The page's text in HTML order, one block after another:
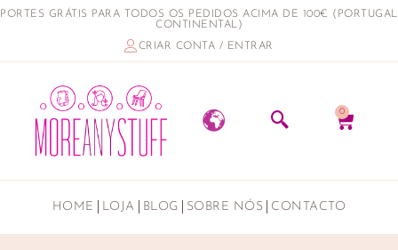
PORTES GRÁTIS PARA TODOS OS PEDIDOS ACIMA DE 100€ (PORTUGAL
CONTINENTAL)
CRIAR CONTA / ENTRAR
0
HOME LOJA BLOG SOBRE NÓS CONTACTO